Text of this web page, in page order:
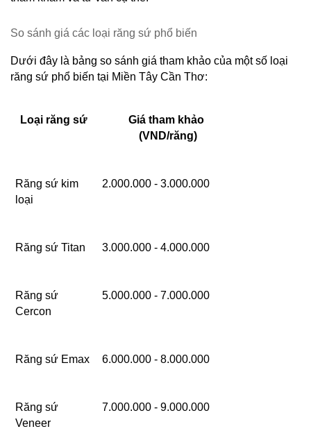
So sánh giá các loại răng sứ phổ biến
Dưới đây là bảng so sánh giá tham khảo của một số loại
răng sứ phổ biến tại Miền Tây Cần Thơ:
Loại răng sứ
Giá tham khảo
(VND/răng)
Răng sứ kim
loại
2.000.000 - 3.000.000
Răng sứ Titan 3.000.000 - 4.000.000
Răng sứ
Cercon
5.000.000 - 7.000.000
Răng sứ Emax 6.000.000 - 8.000.000
Răng sứ
Veneer
7.000.000 - 9.000.000